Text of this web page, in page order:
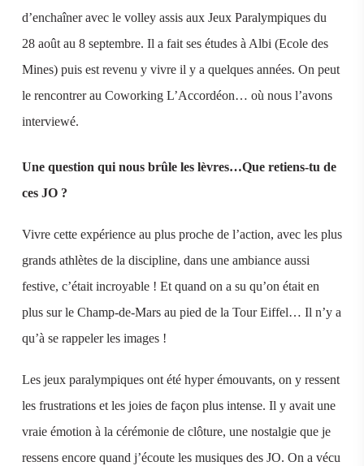
d’enchaîner avec le volley assis aux Jeux Paralympiques du
28 août au 8 septembre. Il a fait ses études à Albi (Ecole des
Mines) puis est revenu y vivre il y a quelques années. On peut
le rencontrer au Coworking L’Accordéon… où nous l’avons
interviewé.
Une question qui nous brûle les lèvres…Que retiens-tu de
ces JO ?
Vivre cette expérience au plus proche de l’action, avec les plus
grands athlètes de la discipline, dans une ambiance aussi
festive, c’était incroyable ! Et quand on a su qu’on était en
plus sur le Champ-de-Mars au pied de la Tour Eiffel… Il n’y a
qu’à se rappeler les images !
Les jeux paralympiques ont été hyper émouvants, on y ressent
les frustrations et les joies de façon plus intense. Il y avait une
vraie émotion à la cérémonie de clôture, une nostalgie que je
ressens encore quand j’écoute les musiques des JO. On a vécu